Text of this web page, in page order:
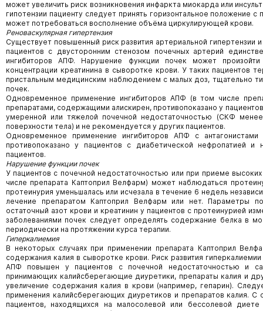
может увеличить риск возникновения инфаркта миокарда или
гипотензии пациенту следует принять горизонтальное положение
может потребоваться восполнение объёма циркулирующей крови.
Реноваскулярная гипертензия
Существует повышенный риск развития артериальной гипертензии
пациентов с двусторонним стенозом почечных артерий
ингибиторов АПФ. Нарушение функции почек может
концентрации креатинина в сыворотке крови. У таких пациентов
пристальным медицинским наблюдением с малых доз, тщательно
почек.
Одновременное применение ингибиторов АПФ (в том числе
препаратами, содержащими алискирен, противопоказано у
умеренной или тяжелой почечной недостаточностью (СКФ
поверхности тела) и не рекомендуется у других пациентов.
Одновременное применение ингибиторов АПФ с антагонистами
противопоказано у пациентов с диабетической нефропатией
пациентов.
Нарушение функции почек
У пациентов с почечной недостаточностью или при приеме
числе препарата Каптоприл Велфарм) может наблюдаться
протеинурия уменьшалась или исчезала в течение 6 недель
лечение препаратом Каптоприл Велфарм или нет. Параметры
остаточный азот крови и креатинин у пациентов с протеинурией
заболеваниями почек следует определять содержание белка в
периодически на протяжении курса терапии.
Гиперкалиемия
В некоторых случаях при применении препарата Каптоприл
содержания калия в сыворотке крови. Риск развития
АПФ повышен у пациентов с почечной недостаточностью и
принимающих калийсберегающие диуретики, препараты калия и
увеличение содержания калия в крови (например, гепарин).
применения калийсберегающих диуретиков и препаратов калия.
пациентов, находящихся на малосолевой или бессолевой